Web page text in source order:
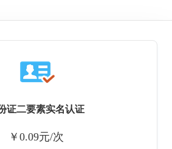
证二要素实名认证
￥0.09元/次